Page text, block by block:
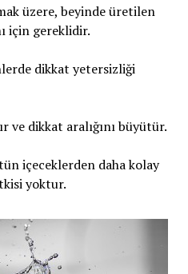
üzere, beyinde üretilen
için gereklidir.
dikkat yetersizliği
ve dikkat aralığını büyütür.
içeceklerden daha kolay
yoktur.